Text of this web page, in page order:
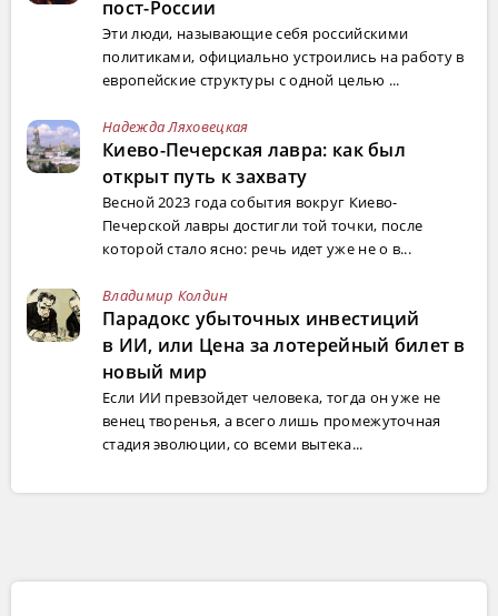
пост-России
Эти люди, называющие себя российскими
политиками, официально устроились на работу в
европейские структуры с одной целью ...
Надежда Ляховецкая
Киево-Печерская лавра: как был
открыт путь к захвату
Весной 2023 года события вокруг Киево-
Печерской лавры достигли той точки, после
которой стало ясно: речь идет уже не о в...
Владимир Колдин
Парадокс убыточных инвестиций
в ИИ, или Цена за лотерейный билет в
новый мир
Если ИИ превзойдет человека, тогда он уже не
венец творенья, а всего лишь промежуточная
стадия эволюции, со всеми вытека...